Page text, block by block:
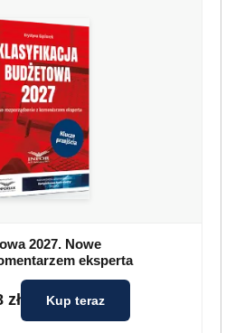
2027. Nowe
eksperta
zł Kup teraz